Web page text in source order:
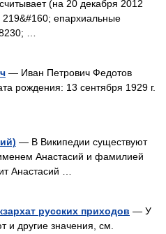
(на 20 декабря 2012
219&#160; епархиальные
…
— Иван Петрович Федотов
рождения: 13 сентября 1929 г.
— В Википедии существуют
Анастасий и фамилией
Анастасий …
русских приходов — У
и другие значения, см.